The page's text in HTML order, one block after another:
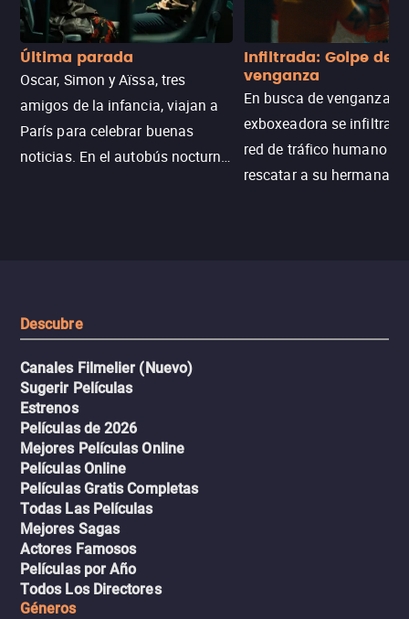
Última parada
Oscar, Simon y Aïssa, tres
amigos de la infancia, viajan a
París para celebrar buenas
noticias. En el autobús nocturno
Infiltrada: Golpe de
venganza
En busca de venganza,
exboxeadora se infiltra
red de tráfico humano
rescatar a su hermana
Descubre
Canales Filmelier (Nuevo)
Sugerir Películas
Estrenos
Películas de 2026
Mejores Películas Online
Películas Online
Películas Gratis Completas
Todas Las Películas
Mejores Sagas
Actores Famosos
Películas por Año
Todos Los Directores
Géneros